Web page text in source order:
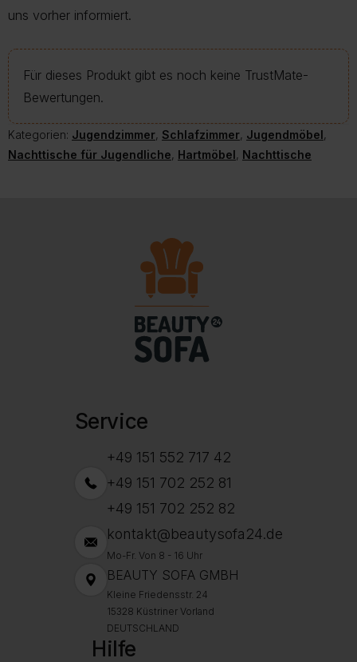
uns vorher informiert.
Für dieses Produkt gibt es noch keine TrustMate-
Bewertungen.
Kategorien: Jugendzimmer, Schlafzimmer, Jugendmöbel,
Nachttische für Jugendliche, Hartmöbel, Nachttische
Service
+49 151 552 717 42
+49 151 702 252 81
+49 151 702 252 82
kontakt@beautysofa24.de
Mo-Fr. Von 8 - 16 Uhr
BEAUTY SOFA GMBH
Kleine Friedensstr. 24
15328 Küstriner Vorland
DEUTSCHLAND
Hilfe